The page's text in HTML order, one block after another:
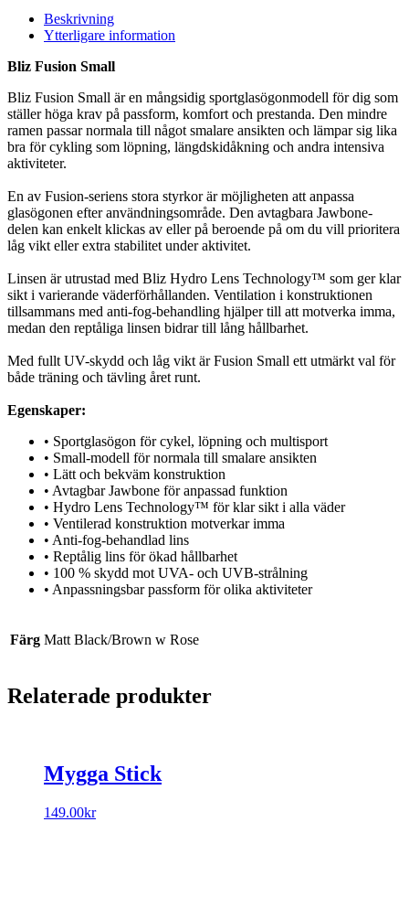
mängdBeskrivning
Ytterligare information
Bliz Fusion Small
Bliz Fusion Small är en mångsidig sportglasögonmodell för dig som
ställer höga krav på passform, komfort och prestanda. Den mindre
ramen passar normala till något smalare ansikten och lämpar sig lika
bra för cykling som löpning, längdskidåkning och andra intensiva
aktiviteter.
En av Fusion-seriens stora styrkor är möjligheten att anpassa
glasögonen efter användningsområde. Den avtagbara Jawbone-
delen kan enkelt klickas av eller på beroende på om du vill prioritera
låg vikt eller extra stabilitet under aktivitet.
Linsen är utrustad med Bliz Hydro Lens Technology™ som ger klar
sikt i varierande väderförhållanden. Ventilation i konstruktionen
tillsammans med anti-fog-behandling hjälper till att motverka imma,
medan den reptåliga linsen bidrar till lång hållbarhet.
Med fullt UV-skydd och låg vikt är Fusion Small ett utmärkt val för
både träning och tävling året runt.
Egenskaper:
• Sportglasögon för cykel, löpning och multisport
• Small-modell för normala till smalare ansikten
• Lätt och bekväm konstruktion
• Avtagbar Jawbone för anpassad funktion
• Hydro Lens Technology™ för klar sikt i alla väder
• Ventilerad konstruktion motverkar imma
• Anti-fog-behandlad lins
• Reptålig lins för ökad hållbarhet
• 100 % skydd mot UVA- och UVB-strålning
• Anpassningsbar passform för olika aktiviteter
Färg Matt Black/Brown w Rose
Relaterade produkter
Mygga Stick
149.00kr